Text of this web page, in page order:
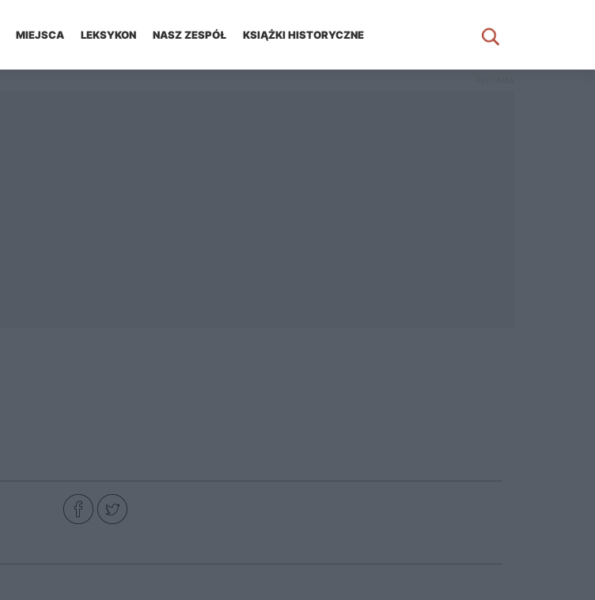
MIEJSCA LEKSYKON NASZ ZESPÓŁ KSIĄŻKI HISTORYCZNE